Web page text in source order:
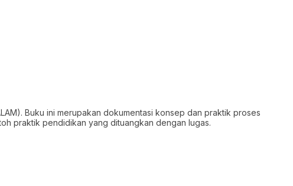
Buku ini merupakan dokumentasi konsep dan praktik proses
praktik pendidikan yang dituangkan dengan lugas.